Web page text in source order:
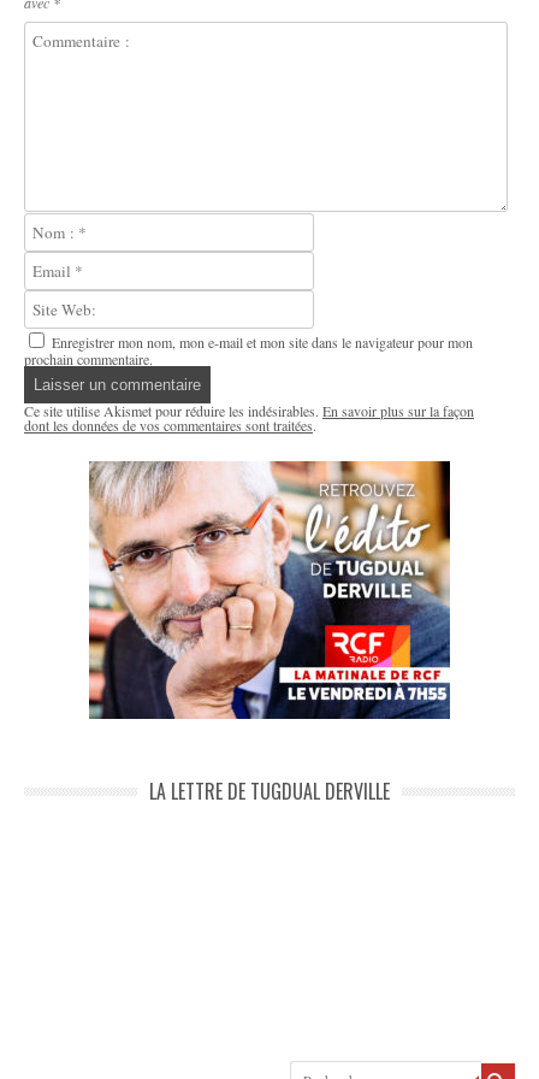
Enregistrer mon nom, mon e-mail et mon site dans le navigateur pour mon
prochain commentaire.
Ce site utilise Akismet pour réduire les indésirables. En savoir plus sur la façon
dont les données de vos commentaires sont traitées.
LA LETTRE DE TUGDUAL DERVILLE
Recherche